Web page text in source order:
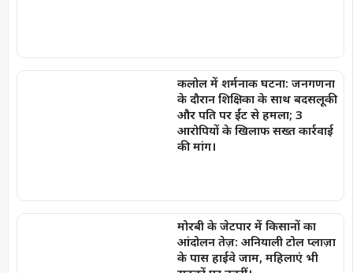
कलोल में शर्मनाक घटना: जनगणना
के दौरान शिक्षिका के साथ बदसलूकी
और पति पर ईंट से हमला; 3
आरोपियों के खिलाफ सख्त कार्रवाई
की मांग।
मोरबी के जेटपार में किसानों का
आंदोलन तेज़: अनियाली टोल प्लाज़ा
के पास हाईवे जाम, महिलाएं भी